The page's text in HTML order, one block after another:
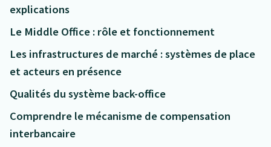
explications
Le Middle Office : rôle et fonctionnement
Les infrastructures de marché : systèmes de place
et acteurs en présence
Qualités du système back-office
Comprendre le mécanisme de compensation
interbancaire